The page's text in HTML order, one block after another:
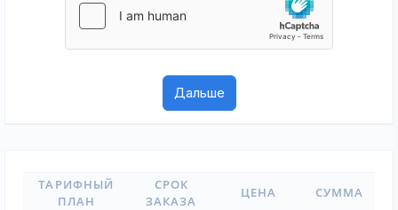
ТАРИФНЫЙ
ПЛАН
СРОК
ЗАКАЗА
ЦЕНА СУММА